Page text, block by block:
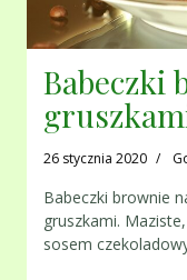
Babeczki
26 stycznia 2020
Babeczki brownie
gruszkami.
sosem